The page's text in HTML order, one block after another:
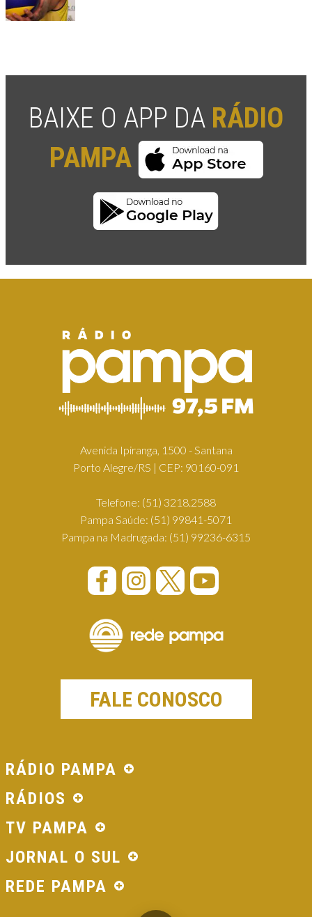
BAIXE O APP DA RÁDIO
PAMPA
Avenida Ipiranga, 1500 - Santana
Porto Alegre/RS | CEP: 90160-091
Telefone: (51) 3218.2588
Pampa Saúde: (51) 99841-5071
Pampa na Madrugada: (51) 99236-6315
FALE CONOSCO
RÁDIO PAMPA
RÁDIOS
TV PAMPA
JORNAL O SUL
REDE PAMPA